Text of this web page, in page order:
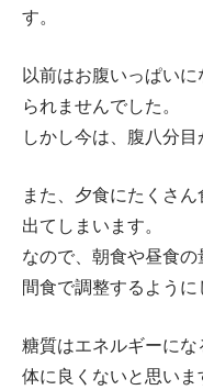
す。
以前はお腹いっぱい
られませんでした。
しかし今は、腹八分目
また、夕食にたくさ
出てしまいます。
なので、朝食や昼食
間食で調整するように
糖質はエネルギーに
体に良くないと思いま